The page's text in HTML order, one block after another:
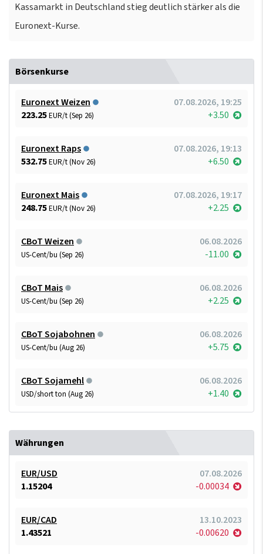
Kassamarkt in Deutschland stieg deutlich stärker als die
Euronext-Kurse.
Börsenkurse
Euronext Weizen
07.08.2026, 19:25
223.25EUR/t (Sep 26) +3.50
Euronext Raps
07.08.2026, 19:13
532.75EUR/t (Nov 26) +6.50
Euronext Mais
07.08.2026, 19:17
248.75EUR/t (Nov 26) +2.25
CBoT Weizen 06.08.2026
US-Cent/bu (Sep 26) -11.00
CBoT Mais 06.08.2026
US-Cent/bu (Sep 26) +2.25
CBoT Sojabohnen 06.08.2026
US-Cent/bu (Aug 26) +5.75
CBoT Sojamehl 06.08.2026
USD/short ton (Aug 26) +1.40
Währungen
EUR/USD
07.08.2026
1.15204
-0.00034
EUR/CAD
13.10.2023
1.43521
-0.00620